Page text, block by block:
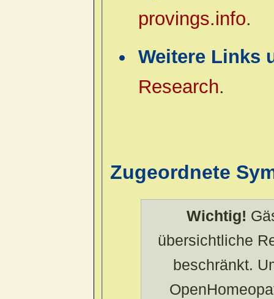
provings.info.
Weitere Links
Research.
Zugeordnete
Wichtig!
übersichtliche
beschränkt.